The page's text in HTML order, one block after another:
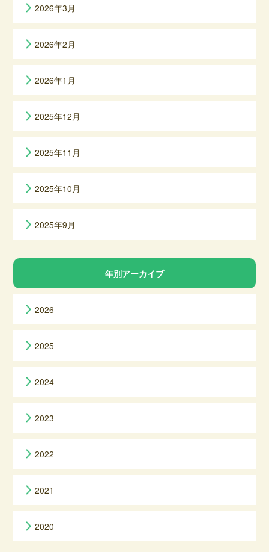
2026年3月
2026年2月
2026年1月
2025年12月
2025年11月
2025年10月
2025年9月
年別アーカイブ
2026
2025
2024
2023
2022
2021
2020